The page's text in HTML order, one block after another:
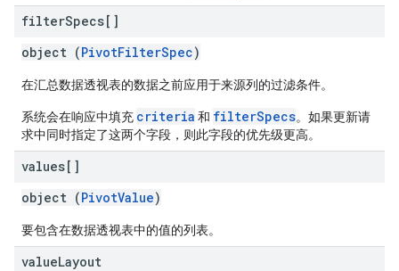
filterSpecs[]
object (PivotFilterSpec)
在汇总数据透视表的数据之前应用于来源列的过滤条件。
系统会在响应中填充 criteria 和 filterSpecs。如果更新请
求中同时指定了这两个字段，则此字段的优先级更高。
values[]
object (PivotValue)
要包含在数据透视表中的值的列表。
valueLayout